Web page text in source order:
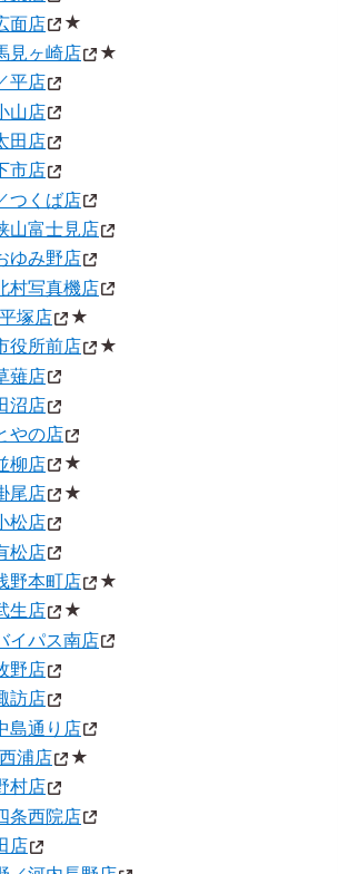
面店
★
見ヶ崎店
★
平店
山店
田店
市店
つくば店
山富士見店
ゆみ野店
村写真機店
塚店
★
役所前店
★
薙店
沼店
やの店
柳店
★
尾店
★
松店
松店
野本町店
★
生店
★
イパス南店
野店
訪店
島通り店
浦店
★
村店
条西院店
店